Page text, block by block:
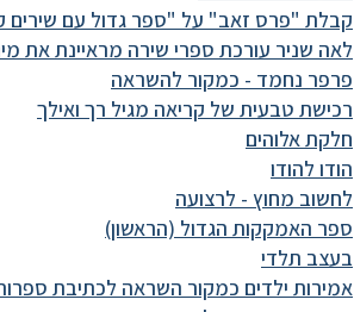
קבלת "פרס זאב" על "ספר גדול עם שירים
לאה שניר עורכת ספרי שירה מראיינת את
פרפר נחמד - כמקור להשראה
רכישת טבעית של קריאה מגיל רך ואילך
חלקת אלוהים
הודו להודו
לחשוב מחוץ - לרצועה
ספר האמקקות הגדול (הראשון)
בעצב תלדי
אמירות ילדים כמקור השראה לכתיבת